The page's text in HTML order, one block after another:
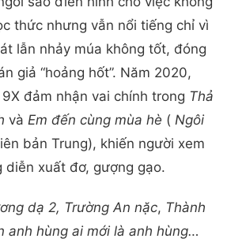
thức nhưng vẫn nổi tiếng chỉ vì
lẫn nhảy múa không tốt, đóng
giả “hoảng hốt”. Năm 2020,
đảm nhận vai chính trong Thả
và Em đến cùng mùa hè ( Ngôi
bản Trung), khiến người xem
diễn xuất đơ, gượng gạo.
dạ 2, Trường An nặc, Thành
anh hùng ai mới là anh hùng…